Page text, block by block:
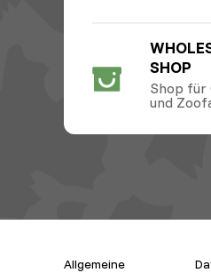
SHOP
Shop für
und
Allgemeine